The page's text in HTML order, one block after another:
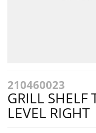
210460023
GRILL SHELF
LEVEL RIGHT